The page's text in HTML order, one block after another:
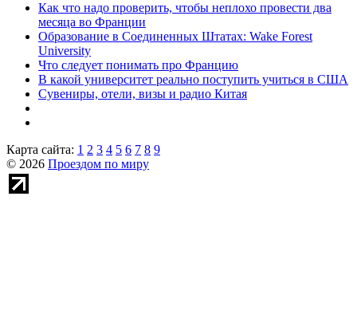
Как что надо проверить, чтобы неплохо провести два
месяца во Франции
Образование в Соединенных Штатах: Wake Forest
University
Что следует понимать про Францию
В какой университет реально поступить учиться в США
Сувениры, отели, визы и радио Китая
Карта сайта: 1 2 3 4 5 6 7 8 9
© 2026 Проездом по миру